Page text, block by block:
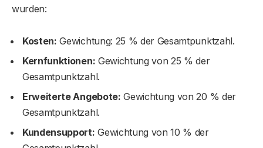
wurden:
Kosten: Gewichtung: 25 % der Gesamtpunktzahl.
Kernfunktionen: Gewichtung von 25 % der
Gesamtpunktzahl.
Erweiterte Angebote: Gewichtung von 20 % der
Gesamtpunktzahl.
Kundensupport: Gewichtung von 10 % der